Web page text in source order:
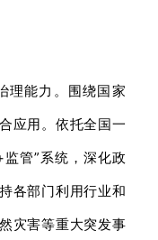
理能力。围绕国家
应用。依托全国一
管”系统，深化政
各部门利用行业和
灾害等重大突发事